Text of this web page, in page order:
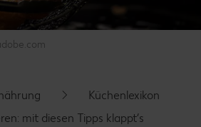
Küchenlexikon
mit diesen Tipps klappt’s